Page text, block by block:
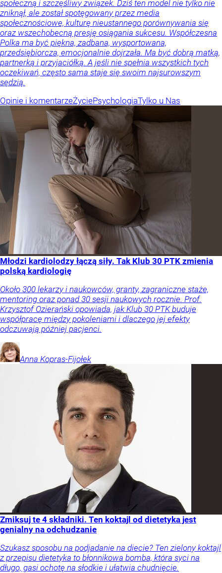
społeczną i szczęśliwy związek. Dziś ten model nie tylko nie
zniknął, ale został spotęgowany przez media
społecznościowe, kulturę nieustannego porównywania się
oraz wszechobecną presję osiągania sukcesu. Współczesna
Polka ma być piękna, zadbana, wysportowana,
przedsiębiorcza, emocjonalnie dojrzała. Ma być dobrą matką,
partnerką i przyjaciółką. A jeśli nie spełnia wszystkich tych
oczekiwań, często sama staje się swoim najsurowszym
sędzią.
Opinie i komentarzeŻyciePsychologiaTylko u Nas
Młodzi kardiolodzy łączą siły. Tak Klub 30 PTK zmienia
polską kardiologię
Około 300 lekarzy i naukowców, granty, zagraniczne staże,
mentoring oraz ponad 30 sesji naukowych rocznie. Prof.
Krzysztof Ozierański opowiada, jak Klub 30 PTK buduje
współpracę między pokoleniami i dlaczego jej efekty
odczuwają później pacjenci.
Anna Kopras-Fijołek
Zmiksuj te 4 składniki. Ten koktajl od dietetyka jest
genialny na odchudzanie
Szukasz sposobu na podjadanie na diecie? Ten zielony koktajl
z przepisu dietetyka to błonnikowa bomba, która syci na
długo, gasi ochotę na słodkie i ułatwia chudnięcie.